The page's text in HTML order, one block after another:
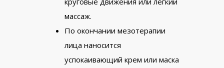
массаж.
По окончании мезотерапии
лица наносится
успокаивающий крем или маска